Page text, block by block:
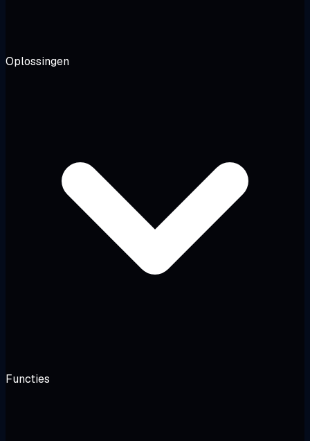
Oplossingen
Functies